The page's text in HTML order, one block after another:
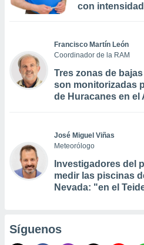
con intensidad
Francisco Martín León
Coordinador de la RAM
Tres zonas de
son monitorizadas
de Huracanes en el
José Miguel Viñas
Meteorólogo
Investigadores del
medir las piscinas
Nevada: "en el
Síguenos